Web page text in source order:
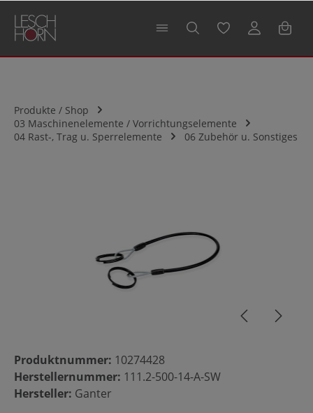
springen
Produkte / Shop
03 Maschinenelemente / Vorrichtungselemente
04 Rast-, Trag u. Sperrelemente
06 Zubehör u. Sonstiges
Produktnummer: 10274428
Herstellernummer: 111.2-500-14-A-SW
Hersteller: Ganter